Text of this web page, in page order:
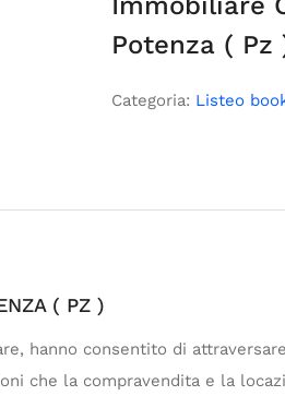
Potenza ( Pz
Categoria: Listeo
( PZ )
hanno consentito di
che la compravendita e la